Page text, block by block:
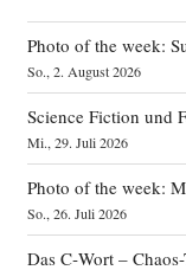
Photo of the week:
So., 2. August 2026
Science Fiction und
Mi., 29. Juli 2026
Photo of the week:
So., 26. Juli 2026
Das C‑Wort –